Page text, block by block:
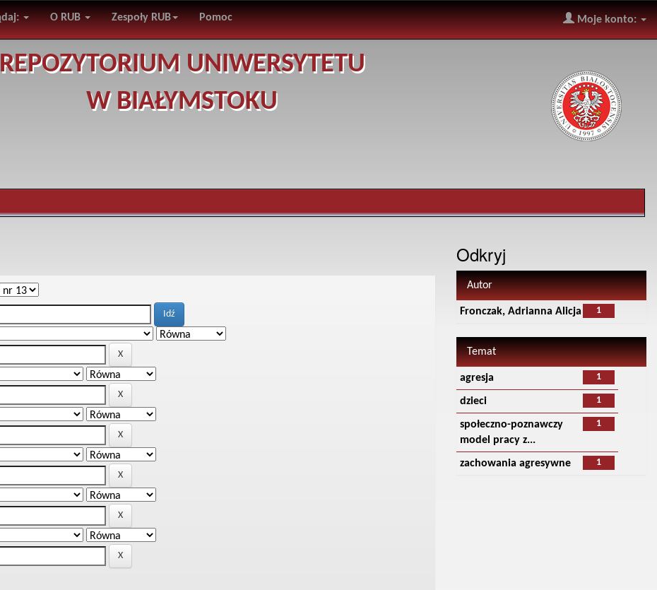
O RUB Zespoły RUB Pomoc Moje konto:
REPOZYTORIUM UNIWERSYTETU
W BIAŁYMSTOKU
Odkryj
Autor
1
Fronczak, Adrianna Alicja
Temat
1
agresja
1
dzieci
1
społeczno-poznawczy
model pracy z...
1
zachowania agresywne